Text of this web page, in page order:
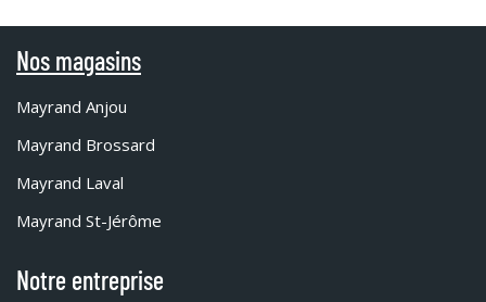
Nos magasins
Mayrand Anjou
Mayrand Brossard
Mayrand Laval
Mayrand St-Jérôme
Notre entreprise